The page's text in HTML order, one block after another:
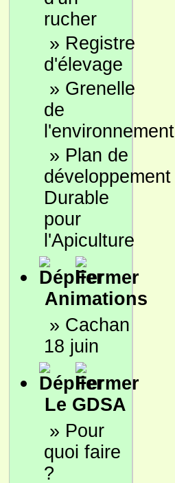
rucher
» Registre
d'élevage
» Grenelle
de
l'environnement
» Plan de
développement
Durable
pour
l'Apiculture
Animations
» Cachan
18 juin
Le GDSA
» Pour
quoi faire
?